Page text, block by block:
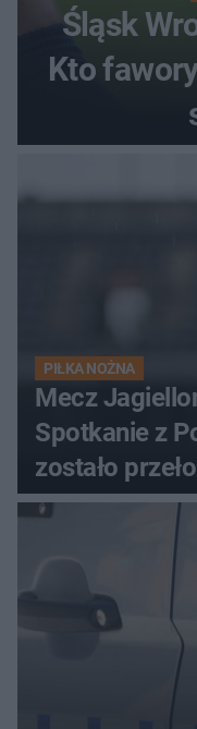
Śląsk
Kto
PIŁKA NOŻNA
Mecz
Spotkanie z
zostało